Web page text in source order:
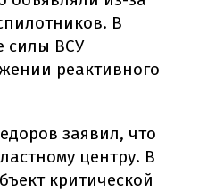
В
силы ВСУ
реактивного
заявил, что
центру. В
критической